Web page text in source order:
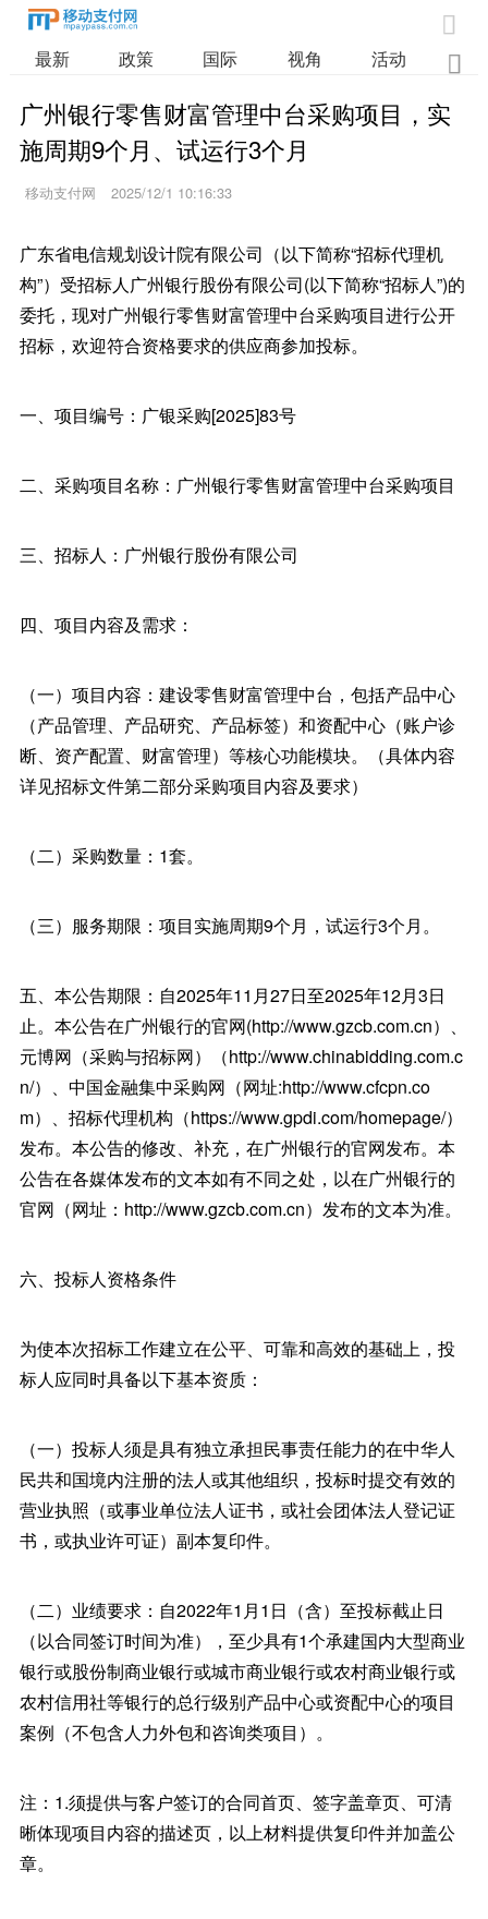

最新 政策 国际 视角 活动 业

广州银行零售财富管理中台采购项目，实
施周期9个月、试运行3个月
移动支付网 2025/12/1 10:16:33
广东省电信规划设计院有限公司（以下简称“招标代理机
构”）受招标人广州银行股份有限公司(以下简称“招标人”)的
委托，现对广州银行零售财富管理中台采购项目进行公开
招标，欢迎符合资格要求的供应商参加投标。
一、项目编号：广银采购[2025]83号
二、采购项目名称：广州银行零售财富管理中台采购项目
三、招标人：广州银行股份有限公司
四、项目内容及需求：
（一）项目内容：建设零售财富管理中台，包括产品中心
（产品管理、产品研究、产品标签）和资配中心（账户诊
断、资产配置、财富管理）等核心功能模块。（具体内容
详见招标文件第二部分采购项目内容及要求）
（二）采购数量：1套。
（三）服务期限：项目实施周期9个月，试运行3个月。
五、本公告期限：自2025年11月27日至2025年12月3日
止。本公告在广州银行的官网(http://www.gzcb.com.cn）、
元博网（采购与招标网）（http://www.chinabidding.com.c
n/）、中国金融集中采购网（网址:http://www.cfcpn.co
m）、招标代理机构（https://www.gpdi.com/homepage/）
发布。本公告的修改、补充，在广州银行的官网发布。本
公告在各媒体发布的文本如有不同之处，以在广州银行的
官网（网址：http://www.gzcb.com.cn）发布的文本为准。
六、投标人资格条件
为使本次招标工作建立在公平、可靠和高效的基础上，投
标人应同时具备以下基本资质：
（一）投标人须是具有独立承担民事责任能力的在中华人
民共和国境内注册的法人或其他组织，投标时提交有效的
营业执照（或事业单位法人证书，或社会团体法人登记证
书，或执业许可证）副本复印件。
（二）业绩要求：自2022年1月1日（含）至投标截止日
（以合同签订时间为准），至少具有1个承建国内大型商业
银行或股份制商业银行或城市商业银行或农村商业银行或
农村信用社等银行的总行级别产品中心或资配中心的项目
案例（不包含人力外包和咨询类项目）。
注：1.须提供与客户签订的合同首页、签字盖章页、可清
晰体现项目内容的描述页，以上材料提供复印件并加盖公
章。